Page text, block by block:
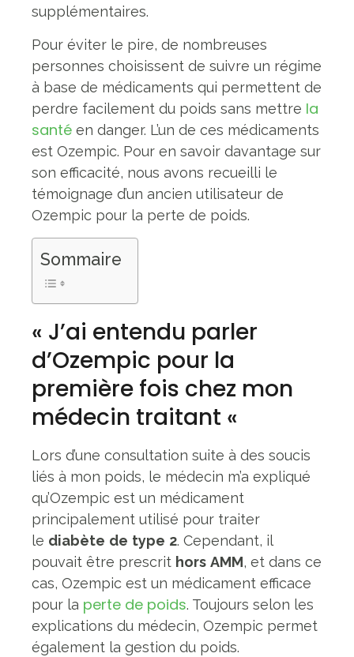
supplémentaires.
Pour éviter le pire, de nombreuses
personnes choisissent de suivre un régime
à base de médicaments qui permettent de
perdre facilement du poids sans mettre la
santé en danger. L’un de ces médicaments
est Ozempic. Pour en savoir davantage sur
son efficacité, nous avons recueilli le
témoignage d’un ancien utilisateur de
Ozempic pour la perte de poids.
Sommaire
« J’ai entendu parler
d’Ozempic pour la
première fois chez mon
médecin traitant «
Lors d’une consultation suite à des soucis
liés à mon poids, le médecin m’a expliqué
qu’Ozempic est un médicament
principalement utilisé pour traiter
le diabète de type 2. Cependant, il
pouvait être prescrit hors AMM, et dans ce
cas, Ozempic est un médicament efficace
pour la perte de poids. Toujours selon les
explications du médecin, Ozempic permet
également la gestion du poids.